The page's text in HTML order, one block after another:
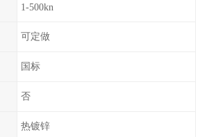
1-500kn
可定做
国标
否
热镀锌